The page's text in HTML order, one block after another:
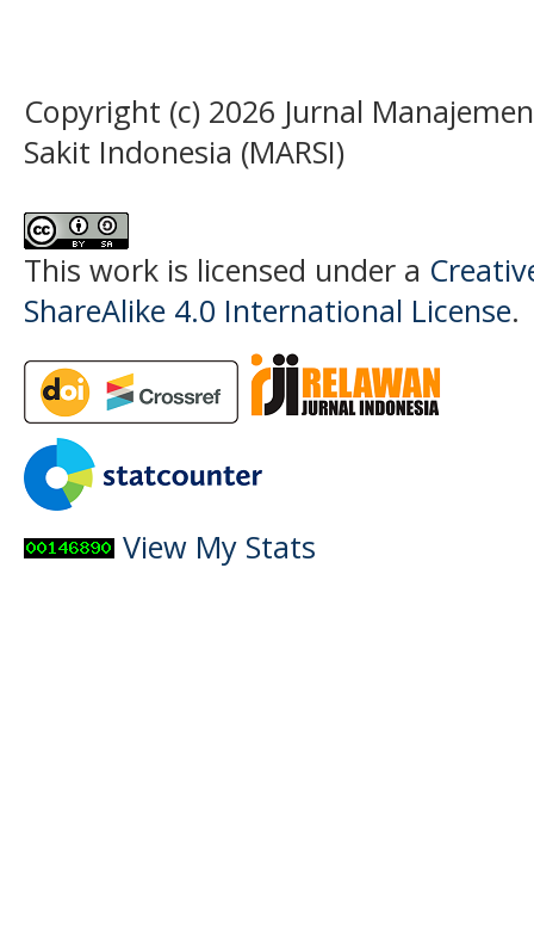
Copyright (c) 2026 Jurnal
Sakit Indonesia (MARSI)
This work is licensed under a
ShareAlike 4.0 International License.
View My Stats